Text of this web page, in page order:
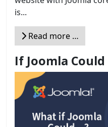
is...
Read more …
If Joomla Could